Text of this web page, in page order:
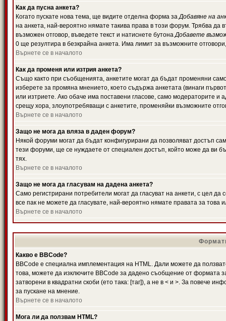
Как да пусна анкета?
Когато пускате нова тема, ще видите отделна форма заДобавяне на
на анкета, най-вероятно нямате такива права в този форум. Трябва да
възможен отговор, въведете текст и натиснете бутонаДобавете
0 ще резултира в безкрайна анкета. Има лимит за възможните
Върнете се в началото
Как да променя или изтрия анкета?
Също както при съобщенията, анкетите могат да бъдат променяни
изберете за промяна мнението, което съдържа анкетата (винаги
или изтриете. Ако обаче има поставени гласове, само модераторите и
срещу хора, злоупотребяващи с анкетите, променяйки възможните
Върнете се в началото
Защо не мога да вляза в даден форум?
Някой форуми могат да бъдат конфигурирани да позволяват достъп
тези форуми, ще се нуждаете от специален достъп, който може да ви
тях.
Върнете се в началото
Защо не мога да гласувам на дадена анкета?
Само регистрирани потребители могат да гласуват на анкети, с цел
все пак не можете да гласувате, най-вероятно нямате правата за това
Върнете се в началото
Какво е BBCode?
BBCode е специална имплементация на HTML. Дали можете да
това, можете да изключите BBCode за дадено съобщение от формата
затворени в квадратни скоби (ето така: [таг]), а не в < и >. За повече
за пускане на мнение.
Върнете се в началото
Мога ли да ползвам HTML?